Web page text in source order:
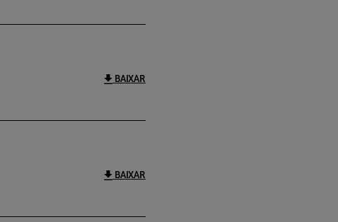
BAIXAR
BAIXAR